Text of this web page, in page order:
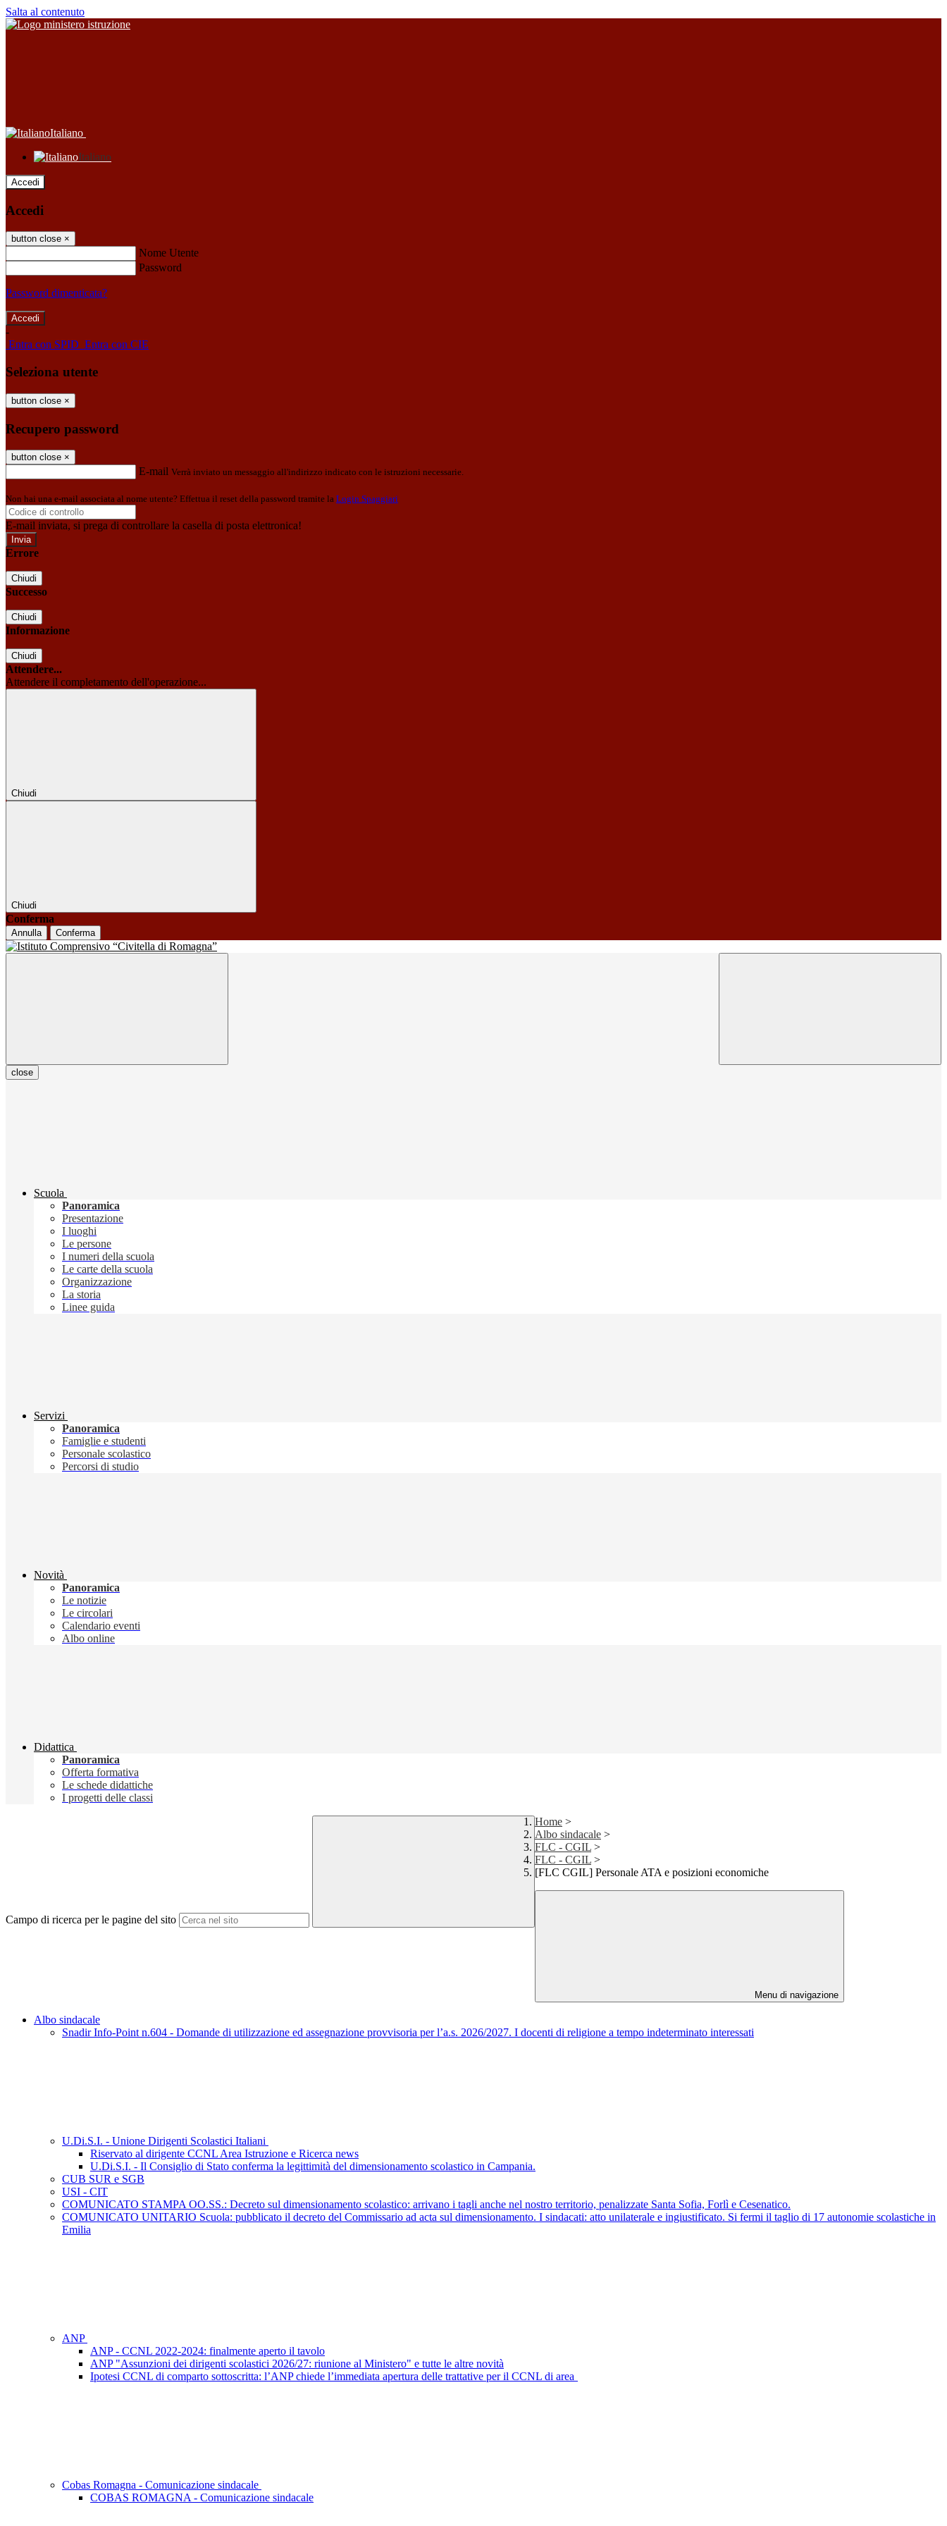
Salta al contenuto
Italiano
Italiano
Accedi
Accedi
button close ×
Nome Utente
Password
Password dimenticata?
-
Entra con SPID Entra con CIE
Seleziona utente
button close ×
Recupero password
button close ×
E-mail Verrà inviato un messaggio all'indirizzo indicato con le istruzioni necessarie.
Non hai una e-mail associata al nome utente? Effettua il reset della password tramite la Login Spaggiari
E-mail inviata, si prega di controllare la casella di posta elettronica!
Errore
Chiudi
Successo
Chiudi
Informazione
Chiudi
Attendere...
Attendere il completamento dell'operazione...
Chiudi
Chiudi
Conferma
Annulla Conferma
close
Scuola
Panoramica
Presentazione
I luoghi
Le persone
I numeri della scuola
Le carte della scuola
Organizzazione
La storia
Linee guida
Servizi
Panoramica
Famiglie e studenti
Personale scolastico
Percorsi di studio
Novità
Panoramica
Le notizie
Le circolari
Calendario eventi
Albo online
Didattica
Panoramica
Offerta formativa
Le schede didattiche
I progetti delle classi
Campo di ricerca per le pagine del sito
Home >
Albo sindacale >
FLC - CGIL >
FLC - CGIL >
[FLC CGIL] Personale ATA e posizioni economiche
Menu di navigazione
Albo sindacale
Snadir Info-Point n.604 - Domande di utilizzazione ed assegnazione provvisoria per l’a.s. 2026/2027. I docenti di religione a tempo indeterminato interessati
U.Di.S.I. - Unione Dirigenti Scolastici Italiani
Riservato al dirigente CCNL Area Istruzione e Ricerca news
U.Di.S.I. - Il Consiglio di Stato conferma la legittimità del dimensionamento scolastico in Campania.
CUB SUR e SGB
USI - CIT
COMUNICATO STAMPA OO.SS.: Decreto sul dimensionamento scolastico: arrivano i tagli anche nel nostro territorio, penalizzate Santa Sofia, Forlì e Cesenatico.
COMUNICATO UNITARIO Scuola: pubblicato il decreto del Commissario ad acta sul dimensionamento. I sindacati: atto unilaterale e ingiustificato. Si fermi il taglio di 17 autonomie scolastiche in
Emilia
ANP
ANP - CCNL 2022-2024: finalmente aperto il tavolo
ANP "Assunzioni dei dirigenti scolastici 2026/27: riunione al Ministero" e tutte le altre novità
Ipotesi CCNL di comparto sottoscritta: l’ANP chiede l’immediata apertura delle trattative per il CCNL di area
Cobas Romagna - Comunicazione sindacale
COBAS ROMAGNA - Comunicazione sindacale